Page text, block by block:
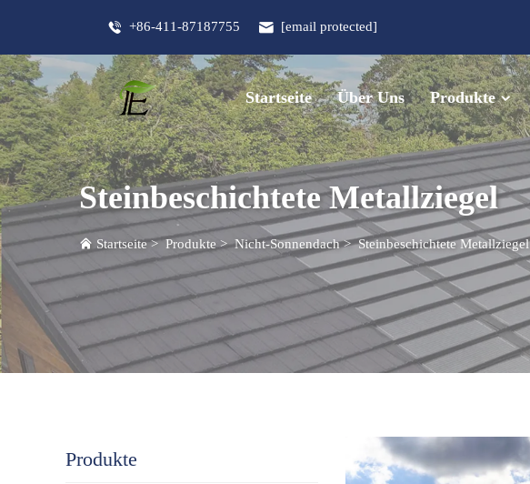
+86-411-87187755 [email protected]
Startseite Über Uns Produkte
Steinbeschichtete Metallziegel
Startseite>Produkte>Nicht-Sonnendach>Steinbeschichtete Metallziegel
Produkte